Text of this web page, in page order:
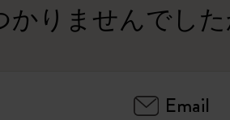
星の王子さま
ハリー・ポッターの呪文コレク
りませんでし
Email